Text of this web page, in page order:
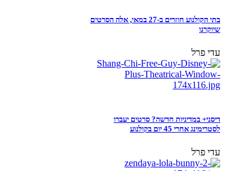
בתי הקולנוע חוזרים ב-27 במאי, אלה הסרטים
שיוקרנו
עדי פרל
דיסני+ במדיניות חדשה? סרטים יעברו
לסטרימינג אחרי 45 יום בקולנוע
עדי פרל